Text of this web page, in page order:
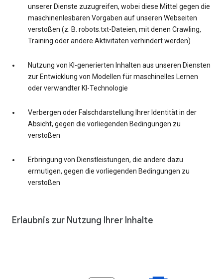
unserer Dienste zuzugreifen, wobei diese Mittel gegen die
maschinenlesbaren Vorgaben auf unseren Webseiten
verstoßen (z. B. robots.txt-Dateien, mit denen Crawling,
Training oder andere Aktivitäten verhindert werden)
Nutzung von KI-generierten Inhalten aus unseren Diensten
zur Entwicklung von Modellen für maschinelles Lernen
oder verwandter KI-Technologie
Verbergen oder Falschdarstellung Ihrer Identität in der
Absicht, gegen die vorliegenden Bedingungen zu
verstoßen
Erbringung von Dienstleistungen, die andere dazu
ermutigen, gegen die vorliegenden Bedingungen zu
verstoßen
Erlaubnis zur Nutzung Ihrer Inhalte